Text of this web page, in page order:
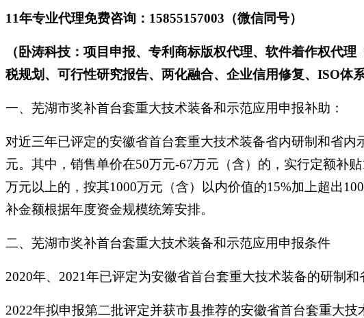
11年专业代理免费咨询：15855157003（微信同号）
（卧涛科技：项目申报、专利商标版权代理、软件着作权代
税规划、可行性研究报告、两化融合、企业信用修复、ISO体系
一、芜湖市奖补首台套重大技术装备和示范应用申报补助：
对近三年已评定的安徽省首台套重大技术装备省内研制和省
元。其中，销售单价在50万元-67万元（含）的，实行定额补
万元以上的，按其1000万元（含）以内价值的15%加上超出
补金额根据年度资金规模统筹安排。
二、芜湖市奖补首台套重大技术装备和示范应用申报条件
2020年、2021年已评定为安徽省首台套重大技术装备的研制
2022年拟申报第二批评定并获市县推荐的安徽省首台套重大技